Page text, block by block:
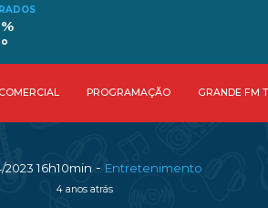
COMERCIAL PROGRAMAÇÃO GRANDE FM
16h10min - Entretenimento
4 anos atrás